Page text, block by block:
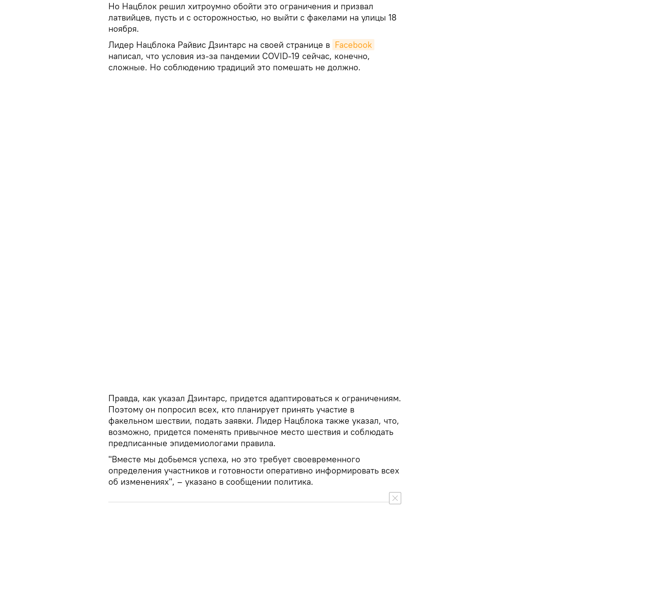
Но Нацблок решил хитроумно обойти это ограничения и призвал
латвийцев, пусть и с осторожностью, но выйти с факелами на улицы 18
ноября.
Лидер Нацблока Райвис Дзинтарс на своей странице в Facebook
написал, что условия из-за пандемии COVID-19 сейчас, конечно,
сложные. Но соблюдению традиций это помешать не должно.
Правда, как указал Дзинтарс, придется адаптироваться к ограничениям.
Поэтому он попросил всех, кто планирует принять участие в
факельном шествии, подать заявки. Лидер Нацблока также указал, что,
возможно, придется поменять привычное место шествия и соблюдать
предписанные эпидемиологами правила.
"Вместе мы добьемся успеха, но это требует своевременного
определения участников и готовности оперативно информировать всех
об изменениях", – указано в сообщении политика.